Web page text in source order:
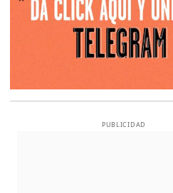
PUBLICIDAD